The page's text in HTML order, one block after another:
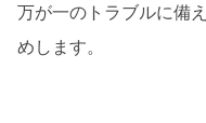
万が一のトラブルに備
めします。